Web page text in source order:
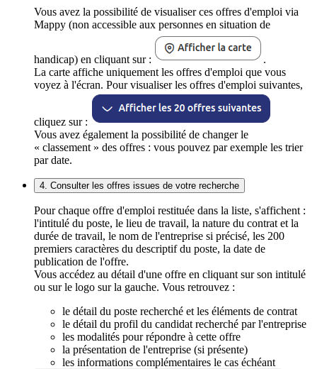
Vous avez la possibilité de visualiser ces offres d'emploi via
Mappy (non accessible aux personnes en situation de
handicap) en cliquant sur :
.
La carte affiche uniquement les offres d'emploi que vous
voyez à l'écran. Pour visualiser les offres d'emploi suivantes,
cliquez sur :
Vous avez également la possibilité de changer le
« classement » des offres : vous pouvez par exemple les trier
par date.
4. Consulter les offres issues de votre recherche
Pour chaque offre d'emploi restituée dans la liste, s'affichent :
l'intitulé du poste, le lieu de travail, la nature du contrat et la
durée de travail, le nom de l'entreprise si précisé, les 200
premiers caractères du descriptif du poste, la date de
publication de l'offre.
Vous accédez au détail d'une offre en cliquant sur son intitulé
ou sur le logo sur la gauche. Vous retrouvez :
le détail du poste recherché et les éléments de contrat
le détail du profil du candidat recherché par l'entreprise
les modalités pour répondre à cette offre
la présentation de l'entreprise (si présente)
les informations complémentaires le cas échéant